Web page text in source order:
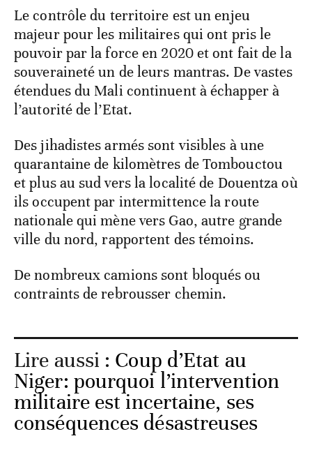
Le contrôle du territoire est un enjeu
majeur pour les militaires qui ont pris le
pouvoir par la force en 2020 et ont fait de la
souveraineté un de leurs mantras. De vastes
étendues du Mali continuent à échapper à
l’autorité de l’Etat.
Des jihadistes armés sont visibles à une
quarantaine de kilomètres de Tombouctou
et plus au sud vers la localité de Douentza où
ils occupent par intermittence la route
nationale qui mène vers Gao, autre grande
ville du nord, rapportent des témoins.
De nombreux camions sont bloqués ou
contraints de rebrousser chemin.
Lire aussi : Coup d’Etat au
Niger: pourquoi l’intervention
militaire est incertaine, ses
conséquences désastreuses